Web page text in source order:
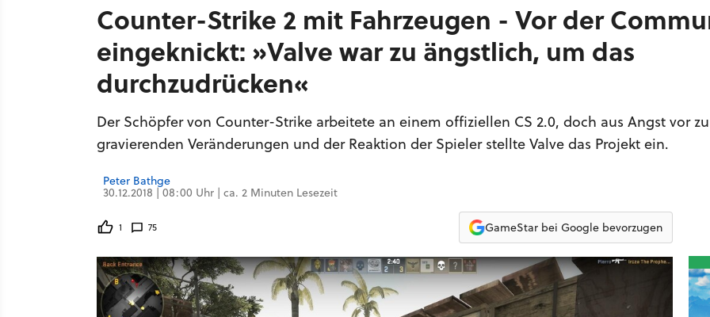
Counter-Strike 2 mit Fahrzeugen - Vor der
eingeknickt: »Valve war zu ängstlich, um das
durchzudrücken«
Der Schöpfer von Counter-Strike arbeitete an einem offiziellen CS 2.0, doch aus Angst vor zu
gravierenden Veränderungen und der Reaktion der Spieler stellte Valve das Projekt ein.
Peter Bathge
30.12.2018 | 08:00 Uhr | ca. 2 Minuten Lesezeit
1 75 GameStar bei Google bevorzugen